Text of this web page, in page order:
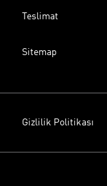
Teslimat
Sitemap
Gizlilik Politikası